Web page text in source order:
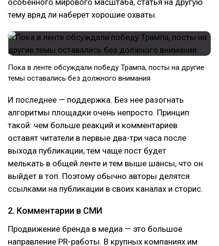
особенного мирового масштаба, статья на другую
тему вряд ли наберет хорошие охваты.
Пока в ленте обсуждали победу Трампа, посты на другие
темы оставались без должного внимания
И последнее — поддержка. Без нее разогнать
алгоритмы площадки очень непросто. Принцип
такой: чем больше реакций и комментариев
оставят читатели в первые два-три часа после
выхода публикации, тем чаще пост будет
мелькать в общей ленте и тем выше шансы, что он
выйдет в топ. Поэтому обычно авторы делятся
ссылками на публикации в своих каналах и сторис.
2. Комментарии в СМИ
Продвижение бренда в медиа — это большое
направление PR-работы. В крупных компаниях им